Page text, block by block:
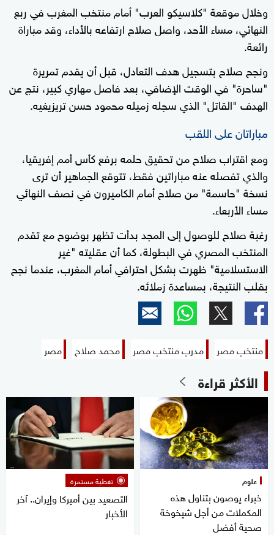
وخلال موقعة "كلاسيكو العرب" أمام منتخب المغرب في ربع
النهائي، مساء الأحد، واصل صلاح ارتفاعه بالأداء، وقد مباراة
رائعة.
ونجح صلاح بتسجيل هدف التعادل، قبل أن يقدم تمريرة
"ساحرة" في الوقت الإضافي، بعد فاصل مهاري كبير، نتج عن
الهدف "القاتل" الذي سجله زميله محمود حسن تريزيغيه.
مباراتان على اللقب
ومع اقتراب صلاح من تحقيق حلمه برفع كأس أمم إفريقيا،
والذي تفصله عنه مباراتين فقط، تتوقع الجماهير أن ترى
نسخة "حاسمة" من صلاح أمام الكاميرون في نصف النهائي
مساء الأربعاء.
رغبة صلاح للوصول إلى المجد بدأت تظهر بوضوح مع تقدم
المنتخب المصري في البطولة، كما أن عقليته "غير
الاستسلامية" ظهرت بشكل احترافي أمام المغرب، عندما نجح
بقلب النتيجة، بمساعدة زملائه.
منتخب مصر مدرب منتخب مصر محمد صلاح مصر
الأكثر قراءة
علوم
خبراء يوصون بتناول هذه
المكملات من أجل شيخوخة
صحية أفضل
تغطية مستمرة
التصعيد بين أميركا وإيران.. آخر
الأخبار